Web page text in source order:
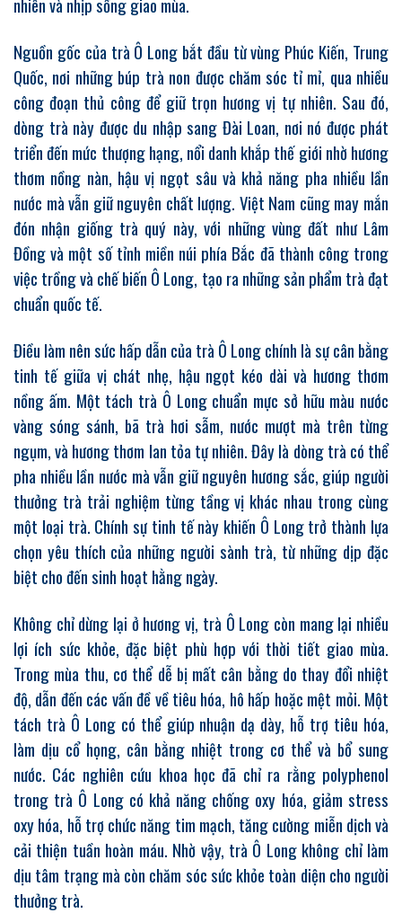
nhiên và nhịp sống giao mùa.
Nguồn gốc của trà Ô Long bắt đầu từ vùng Phúc Kiến, Trung
Quốc, nơi những búp trà non được chăm sóc tỉ mỉ, qua nhiều
công đoạn thủ công để giữ trọn hương vị tự nhiên. Sau đó,
dòng trà này được du nhập sang Đài Loan, nơi nó được phát
triển đến mức thượng hạng, nổi danh khắp thế giới nhờ hương
thơm nồng nàn, hậu vị ngọt sâu và khả năng pha nhiều lần
nước mà vẫn giữ nguyên chất lượng. Việt Nam cũng may mắn
đón nhận giống trà quý này, với những vùng đất như Lâm
Đồng và một số tỉnh miền núi phía Bắc đã thành công trong
việc trồng và chế biến Ô Long, tạo ra những sản phẩm trà đạt
chuẩn quốc tế.
Điều làm nên sức hấp dẫn của trà Ô Long chính là sự cân bằng
tinh tế giữa vị chát nhẹ, hậu ngọt kéo dài và hương thơm
nồng ấm. Một tách trà Ô Long chuẩn mực sở hữu màu nước
vàng sóng sánh, bã trà hơi sẫm, nước mượt mà trên từng
ngụm, và hương thơm lan tỏa tự nhiên. Đây là dòng trà có thể
pha nhiều lần nước mà vẫn giữ nguyên hương sắc, giúp người
thưởng trà trải nghiệm từng tầng vị khác nhau trong cùng
một loại trà. Chính sự tinh tế này khiến Ô Long trở thành lựa
chọn yêu thích của những người sành trà, từ những dịp đặc
biệt cho đến sinh hoạt hằng ngày.
Không chỉ dừng lại ở hương vị, trà Ô Long còn mang lại nhiều
lợi ích sức khỏe, đặc biệt phù hợp với thời tiết giao mùa.
Trong mùa thu, cơ thể dễ bị mất cân bằng do thay đổi nhiệt
độ, dẫn đến các vấn đề về tiêu hóa, hô hấp hoặc mệt mỏi. Một
tách trà Ô Long có thể giúp nhuận dạ dày, hỗ trợ tiêu hóa,
làm dịu cổ họng, cân bằng nhiệt trong cơ thể và bổ sung
nước. Các nghiên cứu khoa học đã chỉ ra rằng polyphenol
trong trà Ô Long có khả năng chống oxy hóa, giảm stress
oxy hóa, hỗ trợ chức năng tim mạch, tăng cường miễn dịch và
cải thiện tuần hoàn máu. Nhờ vậy, trà Ô Long không chỉ làm
dịu tâm trạng mà còn chăm sóc sức khỏe toàn diện cho người
thưởng trà.